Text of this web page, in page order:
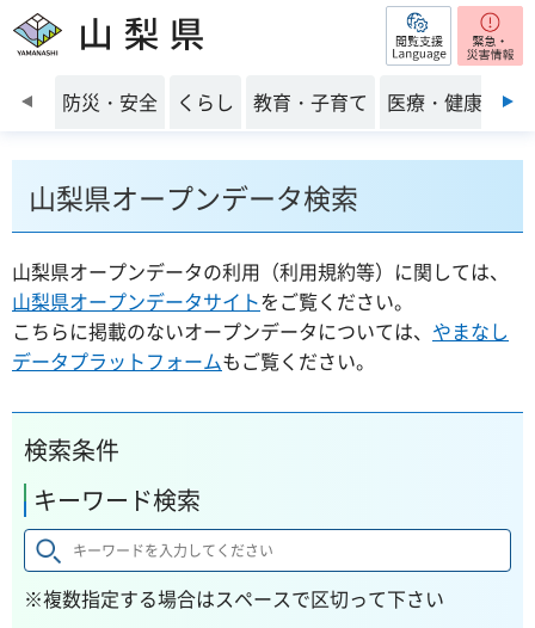
山梨県 閲覧支援
前のスライドを表示
防災・安全 くらし 教育・子育て 医療・健康・福
山梨県オープンデータ検索
山梨県オープンデータの利用（利用規約等）に関しては、
山梨県オープンデータサイトをご覧ください。
こちらに掲載のないオープンデータについては、 やまなし
データプラットフォームもご覧ください。
検索条件
キーワード検索
※複数指定する場合はスペースで区切って下さい